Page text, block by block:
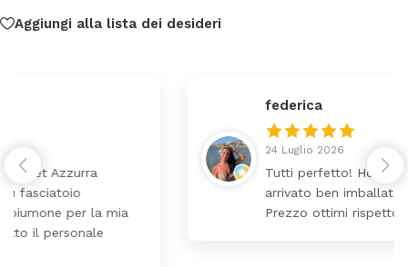
Aggiungi alla lista dei desideri
Tutti perfetto! Ho ordinato un lettino che é
arrivato ben imballato dopo pochi giorni.
Prezzo ottimi rispetto la concorrenza